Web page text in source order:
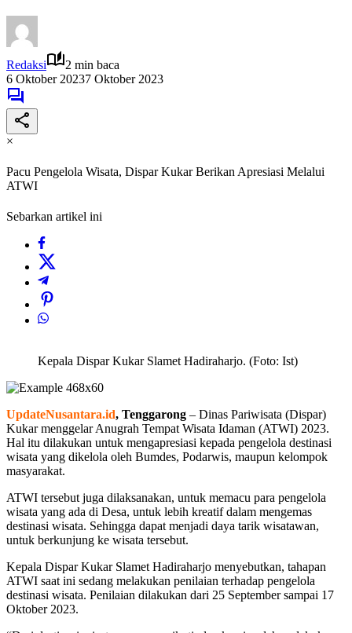
Redaksi
2 min baca
6 Oktober 20237 Oktober 2023
×
Pacu Pengelola Wisata, Dispar Kukar Berikan Apresiasi Melalui
ATWI
Sebarkan artikel ini
Kepala Dispar Kukar Slamet Hadiraharjo. (Foto: Ist)
UpdateNusantara.id, Tenggarong – Dinas Pariwisata (Dispar)
Kukar menggelar Anugrah Tempat Wisata Idaman (ATWI) 2023.
Hal itu dilakukan untuk mengapresiasi kepada pengelola destinasi
wisata yang dikelola oleh Bumdes, Podarwis, maupun kelompok
masyarakat.
ATWI tersebut juga dilaksanakan, untuk memacu para pengelola
wisata yang ada di Desa, untuk lebih kreatif dalam mengemas
destinasi wisata. Sehingga dapat menjadi daya tarik wisatawan,
untuk berkunjung ke wisata tersebut.
Kepala Dispar Kukar Slamet Hadiraharjo menyebutkan, tahapan
ATWI saat ini sedang melakukan penilaian terhadap pengelola
destinasi wisata. Penilaian dilakukan dari 25 September sampai 17
Oktober 2023.